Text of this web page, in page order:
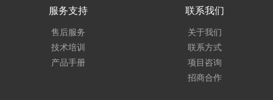
服务支持
售后服务
技术培训
产品手册
联系我们
关于我们
联系方式
项目咨询
招商合作